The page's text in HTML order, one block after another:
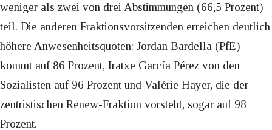
weniger als zwei von drei Abstimmungen (66,5 Prozent)
teil. Die anderen Fraktionsvorsitzenden erreichen deutlich
höhere Anwesenheitsquoten: Jordan Bardella (PfE)
kommt auf 86 Prozent, Iratxe García Pérez von den
Sozialisten auf 96 Prozent und Valérie Hayer, die der
zentristischen Renew-Fraktion vorsteht, sogar auf 98
Prozent.